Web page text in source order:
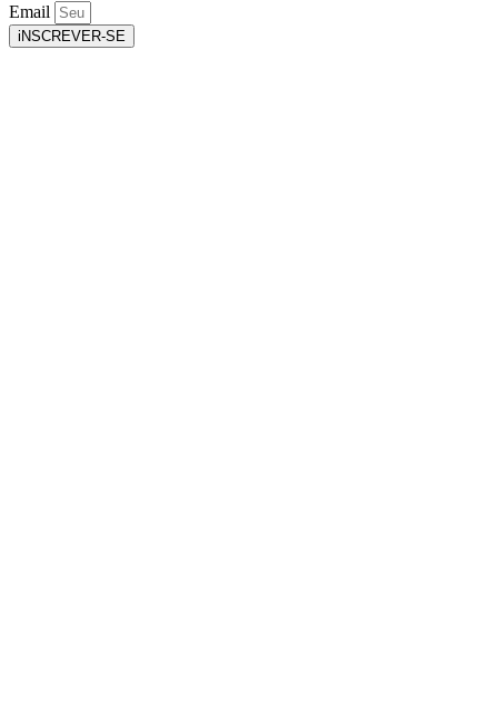
Email
iNSCREVER-SE